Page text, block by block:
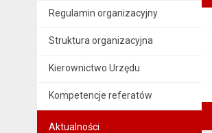
Regulamin organizacyjny
Struktura organizacyjna
Kierownictwo Urzędu
Kompetencje referatów
Aktualności